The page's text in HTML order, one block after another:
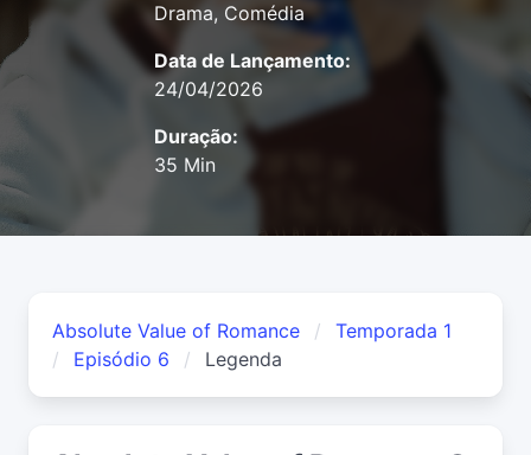
Drama, Comédia
Data de Lançamento:
24/04/2026
Duração:
35 Min
Absolute Value of Romance
Temporada 1
Episódio 6
Legenda